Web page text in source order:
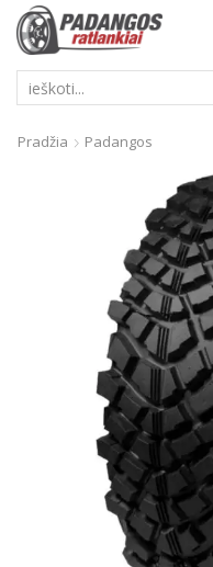
Pradžia Padangos